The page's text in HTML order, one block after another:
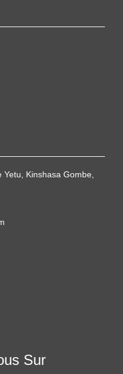
Kinshasa Gombe,
Sur